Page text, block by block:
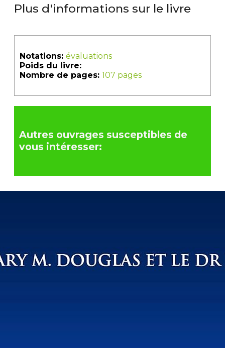
Plus d'informations sur le livre
Notations: évaluations
Poids du livre:
Nombre de pages: 107 pages
Autres ouvrages susceptibles de
vous intéresser: